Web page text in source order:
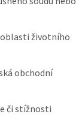
životního
obchodní
či stížnosti